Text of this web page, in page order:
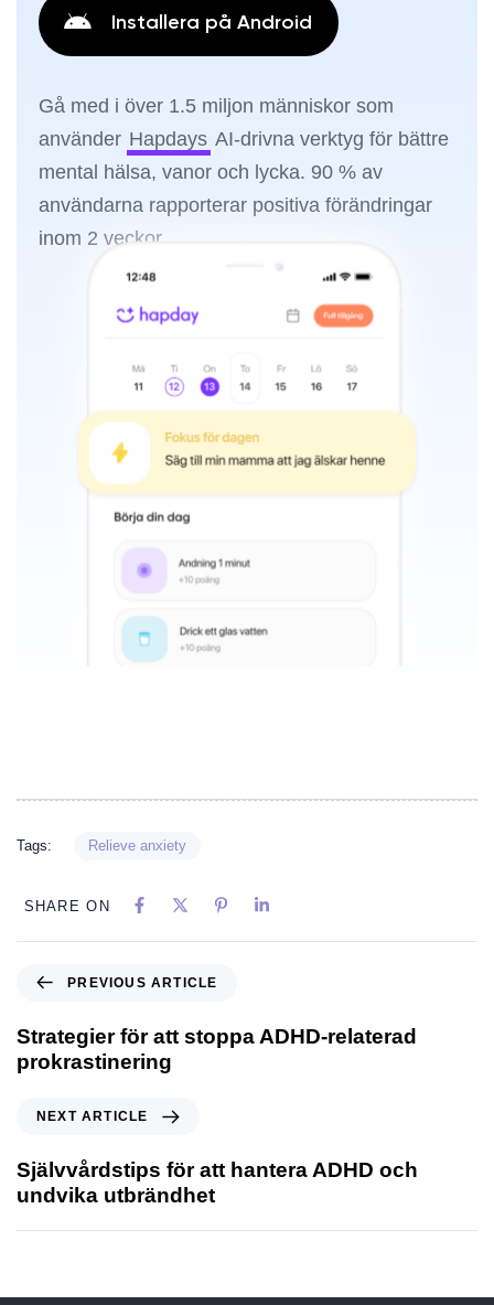
Installera på Android
Gå med i över 1.5 miljon människor som
använder Hapdays AI-drivna verktyg för bättre
mental hälsa, vanor och lycka. 90 % av
användarna rapporterar positiva förändringar
inom 2 veckor.
Tags: Relieve anxiety
SHARE ON
PREVIOUS ARTICLE
Strategier för att stoppa ADHD-relaterad
prokrastinering
NEXT ARTICLE
Självvårdstips för att hantera ADHD och
undvika utbrändhet